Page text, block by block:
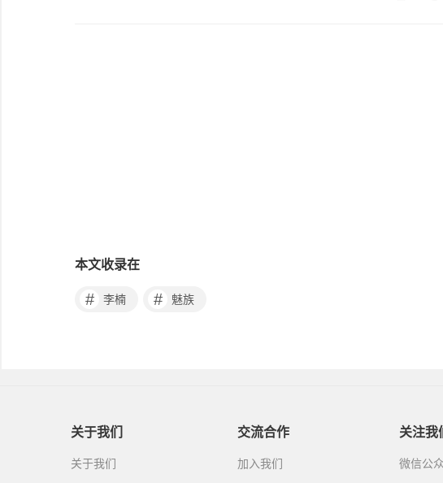
本文收录在
# 李楠 # 魅族
关于我们
关于我们
交流合作
加入我们
关注我
微信公众